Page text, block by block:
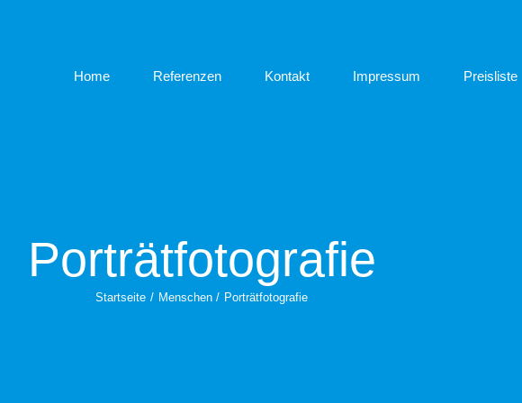
Home Referenzen Kontakt Impressum Preisliste
Porträtfotografie
Startseite Menschen Porträtfotografie